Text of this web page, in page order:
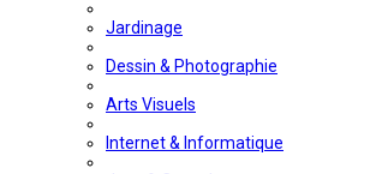
Jardinage
Dessin & Photographie
Arts Visuels
Internet & Informatique